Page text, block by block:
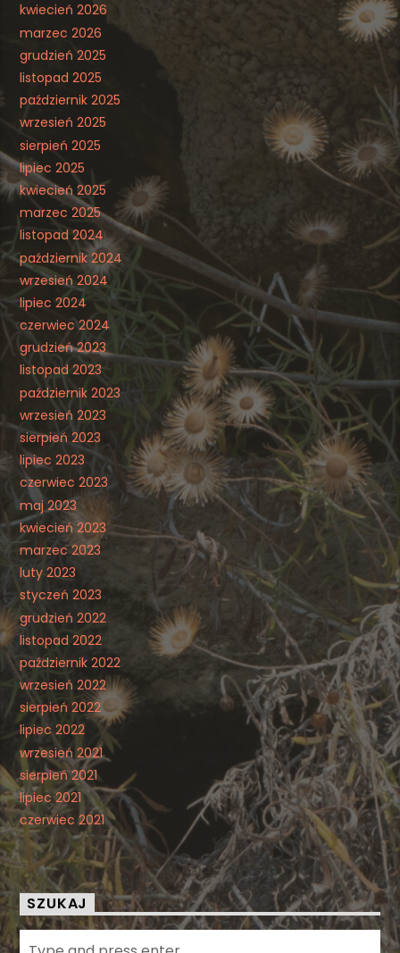
kwiecień 2026
marzec 2026
grudzień 2025
listopad 2025
październik 2025
wrzesień 2025
sierpień 2025
lipiec 2025
kwiecień 2025
marzec 2025
listopad 2024
październik 2024
wrzesień 2024
lipiec 2024
czerwiec 2024
grudzień 2023
listopad 2023
październik 2023
wrzesień 2023
sierpień 2023
lipiec 2023
czerwiec 2023
maj 2023
kwiecień 2023
marzec 2023
luty 2023
styczeń 2023
grudzień 2022
listopad 2022
październik 2022
wrzesień 2022
sierpień 2022
lipiec 2022
wrzesień 2021
sierpień 2021
lipiec 2021
czerwiec 2021
SZUKAJ